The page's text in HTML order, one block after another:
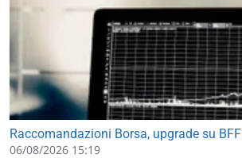
Raccomandazioni Borsa, upgrade su BFF
06/08/2026 15:19